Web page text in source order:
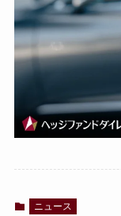
ニュース